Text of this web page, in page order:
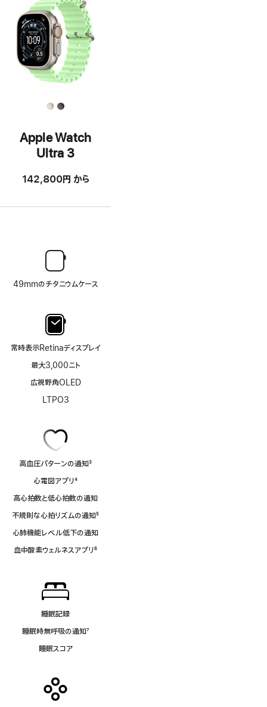
Apple Watch
Ultra 3
142,800円 から
49mmのチタニウムケース
常時表示Retinaディスプレイ
最大3,000ニト
広視野角OLED
LTPO3
高血圧パターンの通知3
心電図アプリ
脚
注
4
高心拍数と低心拍数の通知
不規則な心拍リズムの通知
脚
注
5
心肺機能レベル低下の通知
血中酸素ウェルネスアプリ6
睡眠記録
睡眠時無呼吸の通知7
睡眠スコア